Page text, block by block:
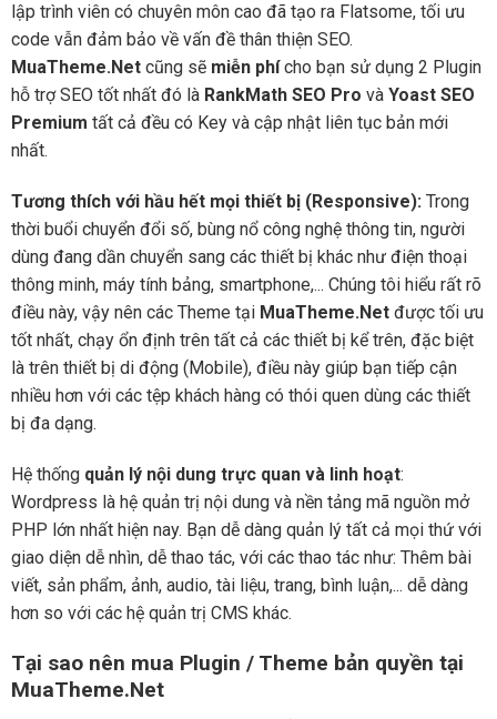
lập trình viên có chuyên môn cao đã tạo ra Flatsome, tối ưu
code vẫn đảm bảo về vấn đề thân thiện SEO.
MuaTheme.Net cũng sẽ miễn phícho bạn sử dụng 2 Plugin
hỗ trợ SEO tốt nhất đó là RankMath SEO Pro và Yoast SEO
Premium tất cả đều có Key và cập nhật liên tục bản mới
nhất.
Tương thích với hầu hết mọi thiết bị (Responsive): Trong
thời buổi chuyển đổi số, bùng nổ công nghệ thông tin, người
dùng đang dần chuyển sang các thiết bị khác như điện thoại
thông minh, máy tính bảng, smartphone,... Chúng tôi hiểu rất rõ
điều này, vậy nên các Theme tại MuaTheme.Net được tối ưu
tốt nhất, chạy ổn định trên tất cả các thiết bị kể trên, đặc biệt
là trên thiết bị di động (Mobile), điều này giúp bạn tiếp cận
nhiều hơn với các tệp khách hàng có thói quen dùng các thiết
bị đa dạng.
Hệ thống quản lý nội dung trực quan và linh hoạt:
Wordpress là hệ quản trị nội dung và nền tảng mã nguồn mở
PHP lớn nhất hiện nay. Bạn dễ dàng quản lý tất cả mọi thứ với
giao diện dễ nhìn, dễ thao tác, với các thao tác như: Thêm bài
viết, sản phẩm, ảnh, audio, tài liệu, trang, bình luận,... dễ dàng
hơn so với các hệ quản trị CMS khác.
Tại sao nên mua Plugin / Theme bản quyền tại
MuaTheme.Net